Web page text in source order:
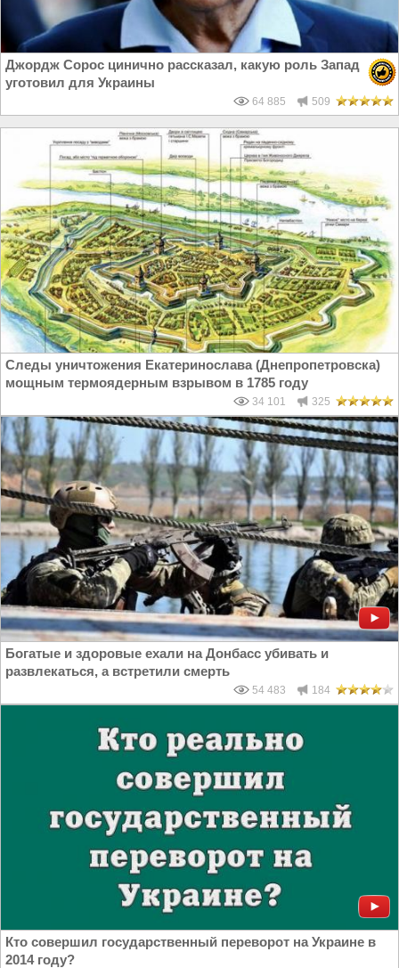
Джордж Сорос цинично рассказал, какую роль Запад
уготовил для Украины
64 885 509
Следы уничтожения Екатеринослава (Днепропетровска)
мощным термоядерным взрывом в 1785 году
34 101 325
Богатые и здоровые ехали на Донбасс убивать и
развлекаться, а встретили смерть
54 483 184
Кто совершил государственный переворот на Украине в
2014 году?